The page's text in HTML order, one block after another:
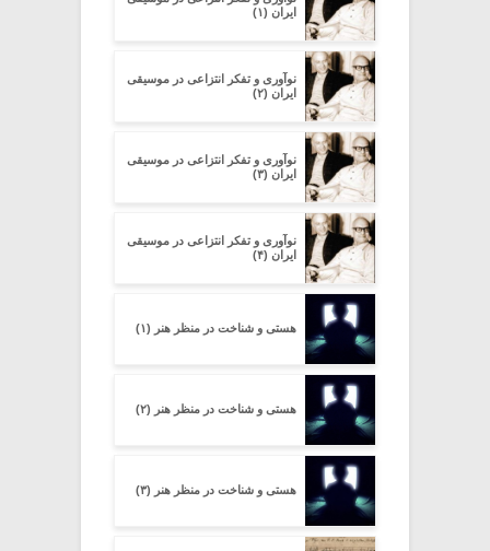
ایران (۱)
نوآوری و تفکر انتزاعی در موسیقی
ایران (۲)
نوآوری و تفکر انتزاعی در موسیقی
ایران (۳)
نوآوری و تفکر انتزاعی در موسیقی
ایران (۴)
هستی و شناخت در منظر هنر (۱)
هستی و شناخت در منظر هنر (۲)
هستی و شناخت در منظر هنر (۳)